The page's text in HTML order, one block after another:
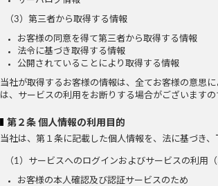
（3）第三者から取得する情報
お客様の同意を得て第三者から取得する情報
法令に基づき取得する情報
公開されていることにより取得する情報
当社が取得するお客様の情報は、全てお客様の意思
は、サービスの利用をお断りする場合がございますの
第２条 個人情報の利用目的
当社は、第１条に記載した個人情報を、法に基づき、
（1）サービスへのログインおよびサービスの利用
お客様の本人確認及び認証サービスのため